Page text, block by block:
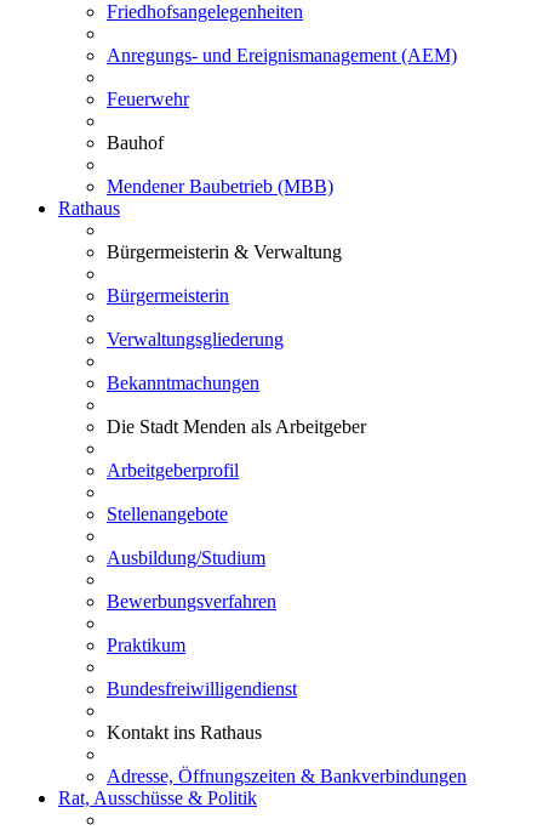
Friedhofsangelegenheiten
Anregungs- und Ereignismanagement (AEM)
Feuerwehr
Bauhof
Mendener Baubetrieb (MBB)
Rathaus
Bürgermeisterin & Verwaltung
Bürgermeisterin
Verwaltungsgliederung
Bekanntmachungen
Die Stadt Menden als Arbeitgeber
Arbeitgeberprofil
Stellenangebote
Ausbildung/Studium
Bewerbungsverfahren
Praktikum
Bundesfreiwilligendienst
Kontakt ins Rathaus
Adresse, Öffnungszeiten & Bankverbindungen
Rat, Ausschüsse & Politik